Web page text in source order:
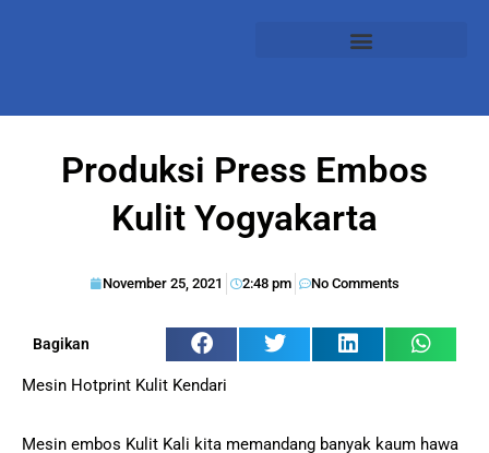
Produksi Press Embos
Kulit Yogyakarta
November 25, 2021 2:48 pm No Comments
Bagikan
Mesin Hotprint Kulit Kendari
Mesin embos Kulit Kali kita memandang banyak kaum hawa